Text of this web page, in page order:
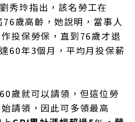
秀玲指出，該名勞工在
歲高齡，她說明，當事人
投保勞保，直到76歲才退
60年3個月，平均月投保薪
歲就可以請領，但這位勞
請領，因此可多領最高